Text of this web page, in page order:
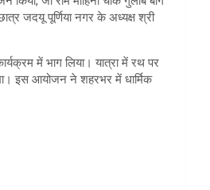
जदयू पूर्णिया नगर के अध्यक्ष श्री
में भाग लिया। यात्रा में रथ पर
इस आयोजन ने शहरभर में धार्मिक